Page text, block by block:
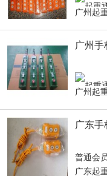
广州起
广州手
广州起
广东手
普通会
广东起